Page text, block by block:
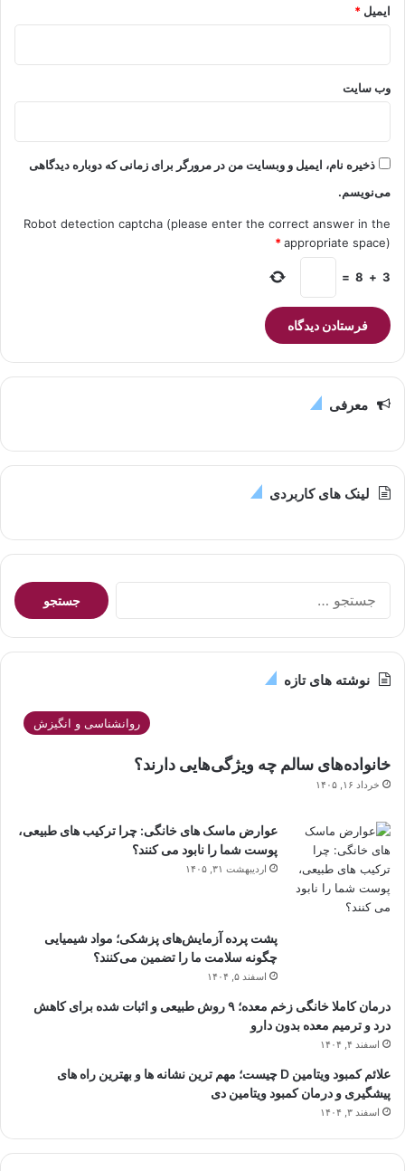
ایمیل *
وب‌ سایت
ذخیره نام، ایمیل و وبسایت من در مرورگر برای زمانی که دوباره دیدگاهی
می‌نویسم.
Robot detection captcha (please enter the correct answer in the
appropriate space)
*
3
+
8
=
معرفی
لینک های کاربردی
جستجو
برای:
نوشته های تازه
روانشناسی و انگیزش
خانواده‌های سالم چه ویژگی‌هایی دارند؟
خرداد ۱۶, ۱۴۰۵
عوارض ماسک های خانگی: چرا ترکیب های طبیعی،
پوست شما را نابود می کنند؟
اردیبهشت ۳۱, ۱۴۰۵
پشت پرده آزمایش‌های پزشکی؛ مواد شیمیایی
چگونه سلامت ما را تضمین می‌کنند؟
اسفند ۵, ۱۴۰۴
درمان کاملا خانگی زخم معده؛ ۹ روش طبیعی و اثبات شده برای کاهش
درد و ترمیم معده بدون دارو
اسفند ۴, ۱۴۰۴
علائم کمبود ویتامین D چیست؛ مهم ترین نشانه ها و بهترین راه های
پیشگیری و درمان کمبود ویتامین دی
اسفند ۳, ۱۴۰۴